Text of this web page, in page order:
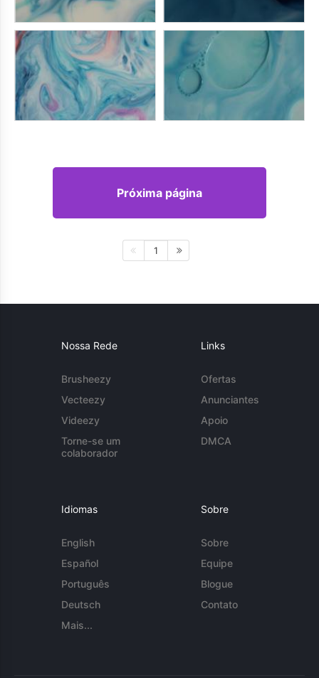
Próxima página
1
Nossa Rede
Brusheezy
Vecteezy
Videezy
Torne-se um
colaborador
Links
Ofertas
Anunciantes
Apoio
DMCA
Idiomas
English
Español
Português
Deutsch
Mais...
Sobre
Sobre
Equipe
Blogue
Contato